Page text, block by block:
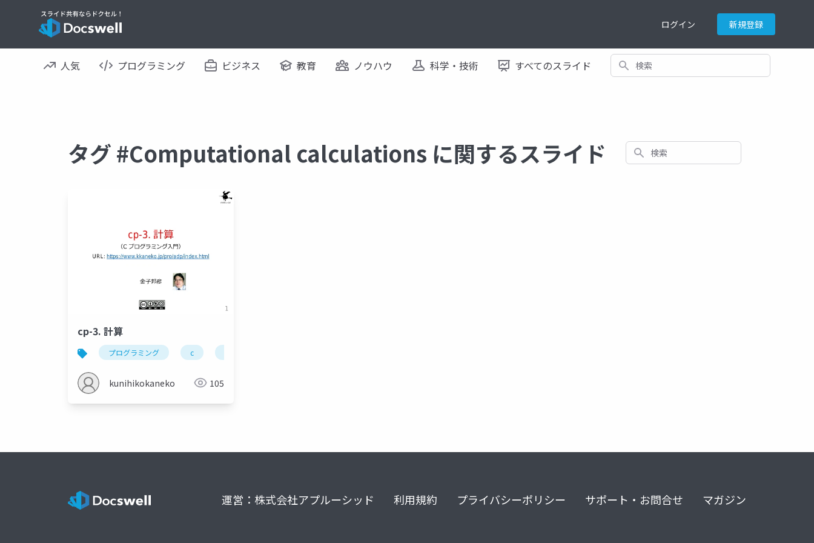
ログイン 新規登録
人気 プログラミング ビジネス 教育 ノウハウ 科学・技術 すべてのスライド 検索
タグ #Computational calculations に関するスライド 検索
cp-3. 計算
プログラミング c
kunihikokaneko 105
運営：株式会社アプルーシッド 利用規約 プライバシーポリシー サポート・お問合せ マガジン